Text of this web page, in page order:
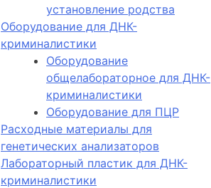
установление родства
Оборудование для ДНК-
криминалистики
Оборудование
общелабораторное для ДНК-
криминалистики
Оборудование для ПЦР
Расходные материалы для
генетических анализаторов
Лабораторный пластик для ДНК-
криминалистики